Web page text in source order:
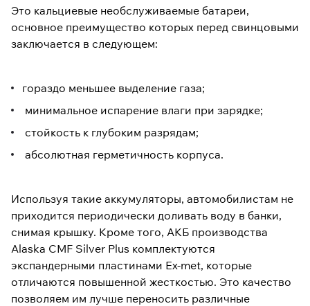
Это кальциевые необслуживаемые батареи,
основное преимущество которых перед свинцовыми
заключается в следующем:
гораздо меньшее выделение газа;
минимальное испарение влаги при зарядке;
стойкость к глубоким разрядам;
абсолютная герметичность корпуса.
Используя такие аккумуляторы, автомобилистам не
приходится периодически доливать воду в банки,
снимая крышку. Кроме того, АКБ производства
Alaska CMF Silver Plus комплектуются
экспандерными пластинами Ex-met, которые
отличаются повышенной жесткостью. Это качество
позволяем им лучше переносить различные